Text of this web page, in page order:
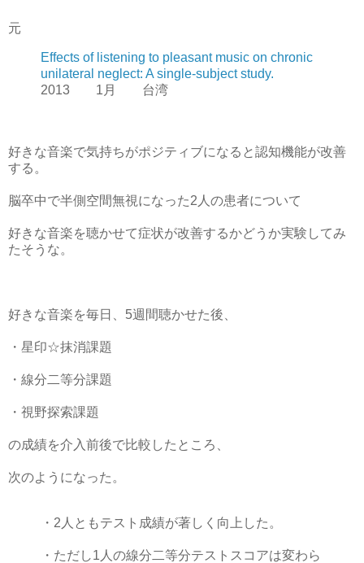
元
Effects of listening to pleasant music on chronic
unilateral neglect: A single-subject study.
2013 1月 台湾
好きな音楽で気持ちがポジティブになると認知機能が改善
する。
脳卒中で半側空間無視になった2人の患者について
好きな音楽を聴かせて症状が改善するかどうか実験してみ
たそうな。
好きな音楽を毎日、5週間聴かせた後、
・星印☆抹消課題
・線分二等分課題
・視野探索課題
の成績を介入前後で比較したところ、
次のようになった。
・2人ともテスト成績が著しく向上した。
・ただし1人の線分二等分テストスコアは変わら